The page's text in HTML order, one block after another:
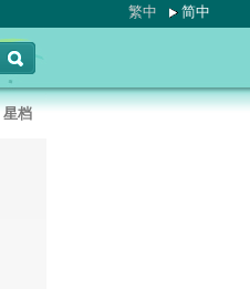
繁中 简中
星档